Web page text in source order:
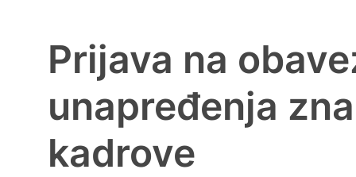
Prijava na
unapređenja
kadrove